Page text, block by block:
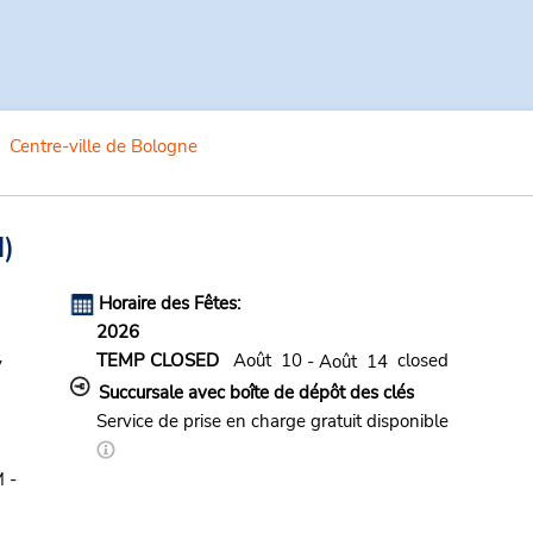
Centre-ville de Bologne
-
Horaire des Fêtes:
2026
TEMP CLOSEDAoût 10 - Août 14closed
Succursale avec boîte de dépôt des clés
Service de prise en charge gratuit disponible